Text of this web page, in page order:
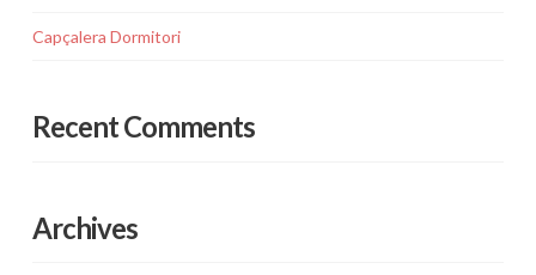
Capçalera Dormitori
Recent Comments
Archives